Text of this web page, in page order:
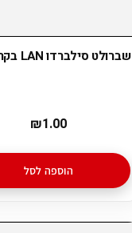
שברולט סילברדו LAN בקרת הגה
₪1.00
הוספה לסל